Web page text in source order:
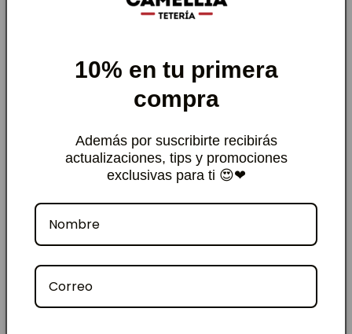
Regalos
10% en tu primera
compra
Además por suscribirte recibirás
actualizaciones, tips y promociones
exclusivas para ti 😍❤